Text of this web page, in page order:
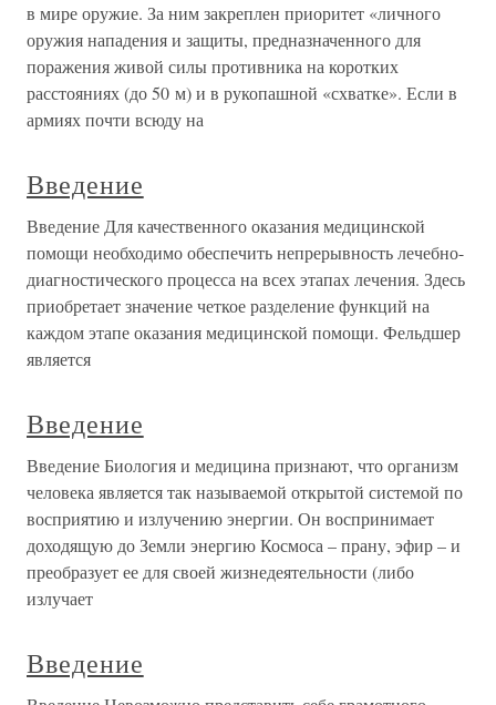
в мире оружие. За ним закреплен приоритет «личного
оружия нападения и защиты, предназначенного для
поражения живой силы противника на коротких
расстояниях (до 50 м) и в рукопашной «схватке». Если в
армиях почти всюду на
Введение
Введение Для качественного оказания медицинской
помощи необходимо обеспечить непрерывность лечебно-
диагностического процесса на всех этапах лечения. Здесь
приобретает значение четкое разделение функций на
каждом этапе оказания медицинской помощи. Фельдшер
является
Введение
Введение Биология и медицина признают, что организм
человека является так называемой открытой системой по
восприятию и излучению энергии. Он воспринимает
доходящую до Земли энергию Космоса – прану, эфир – и
преобразует ее для своей жизнедеятельности (либо
излучает
Введение